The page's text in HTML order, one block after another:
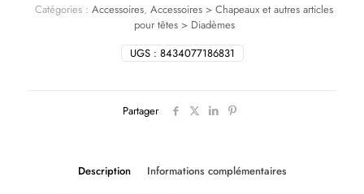
UGS : 8434077186831
Catégories : Accessoires, Accessoires > Chapeaux et autres articles
pour têtes > Diadèmes
Partager
Description Informations complémentaires